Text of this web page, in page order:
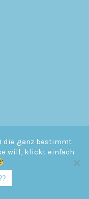
die ganz bestimmt
will, klickt einfach